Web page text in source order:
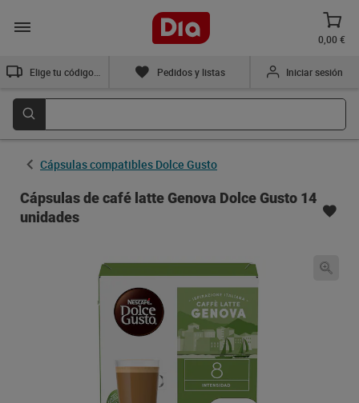
0,00 €
Pedidos y listas Iniciar sesión
Cápsulas compatibles Dolce Gusto
Cápsulas de café latte Genova Dolce Gusto 14
unidades